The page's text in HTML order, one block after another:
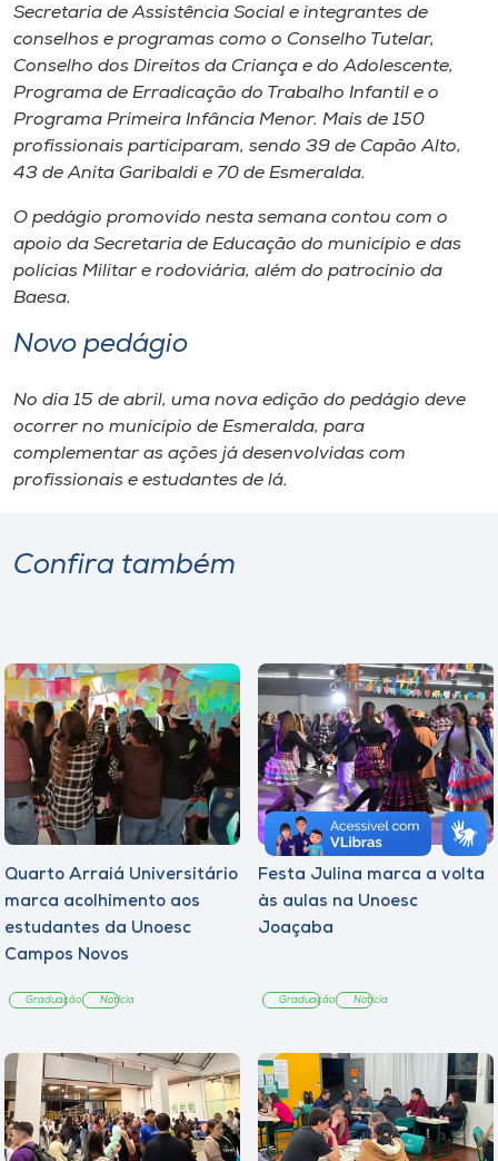
A-
Secretaria de Assistência Social e integrantes de
conselhos e programas como o Conselho Tutelar,
Conselho dos Direitos da Criança e do Adolescente,
Programa de Erradicação do Trabalho Infantil e o
Programa Primeira Infância Menor. Mais de 150
profissionais participaram, sendo 39 de Capão Alto,
43 de Anita Garibaldi e 70 de Esmeralda.
O pedágio promovido nesta semana contou com o
apoio da Secretaria de Educação do município e das
polícias Militar e rodoviária, além do patrocínio da
Baesa.
Novo pedágio
No dia 15 de abril, uma nova edição do pedágio deve
ocorrer no município de Esmeralda, para
complementar as ações já desenvolvidas com
profissionais e estudantes de lá.
Confira também
Quarto Arraiá Universitário
marca acolhimento aos
estudantes da Unoesc
Campos Novos
Graduação Notícia
Festa Julina marca a volta
às aulas na Unoesc
Joaçaba
Graduação Notícia